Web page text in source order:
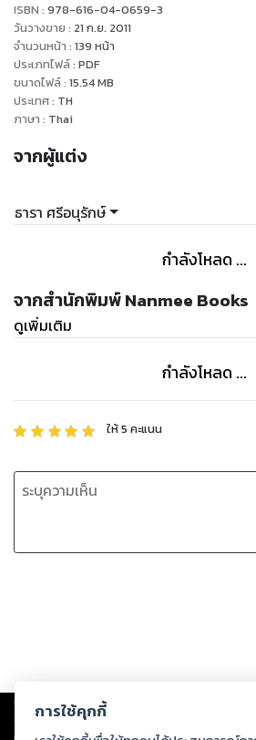
ISBN : 978-616-04-0659-3
วันวางขาย : 21 ก.ย. 2011
จำนวนหน้า : 139 หน้า
ประเภทไฟล์: PDF
ขนาดไฟล์: 15.54MB
ประเทศ: TH
ภาษา : Thai
จากผู้แต่ง
ธารา ศรีอนุรักษ์
กำลังโหลด ...
จากสำนักพิมพ์ Nanmee Books
ดูเพิ่มเติม
กำลังโหลด ...
ให้5 คะแนน
Copyright © 2026
ต่อผลงานหรือเนื้อหาใดที่อัปโหลดผ่านเว็บไซต์และป
การใช้คุกกี้